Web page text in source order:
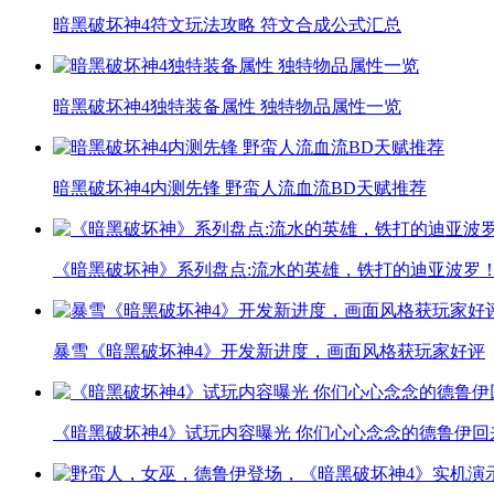
暗黑破坏神4符文玩法攻略 符文合成公式汇总
暗黑破坏神4独特装备属性 独特物品属性一览
暗黑破坏神4内测先锋 野蛮人流血流BD天赋推荐
《暗黑破坏神》系列盘点:流水的英雄，铁打的迪亚波罗
暴雪《暗黑破坏神4》开发新进度，画面风格获玩家好评
《暗黑破坏神4》试玩内容曝光 你们心心念念的德鲁伊回